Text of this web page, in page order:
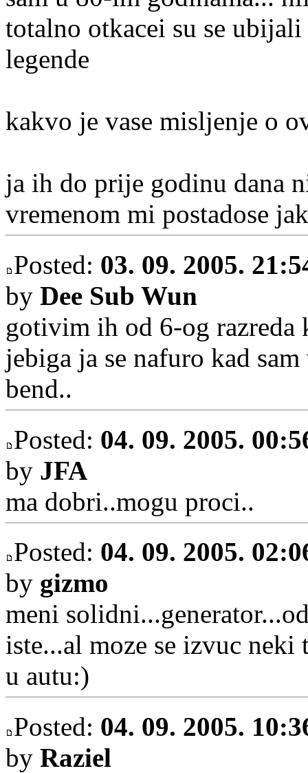
totalno otkacei su se
legende
kakvo je vase misljenje o
ja ih do prije godinu dana
vremenom mi postadose
Posted: 03. 09. 2005.
by Dee Sub Wun
gotivim ih od 6-og razreda
jebiga ja se nafuro kad
bend..
Posted: 04. 09. 2005.
by JFA
ma dobri..mogu proci..
Posted: 04. 09. 2005.
by gizmo
meni
iste...al moze se izvuc neki
u autu:)
Posted: 04. 09. 2005.
by Raziel